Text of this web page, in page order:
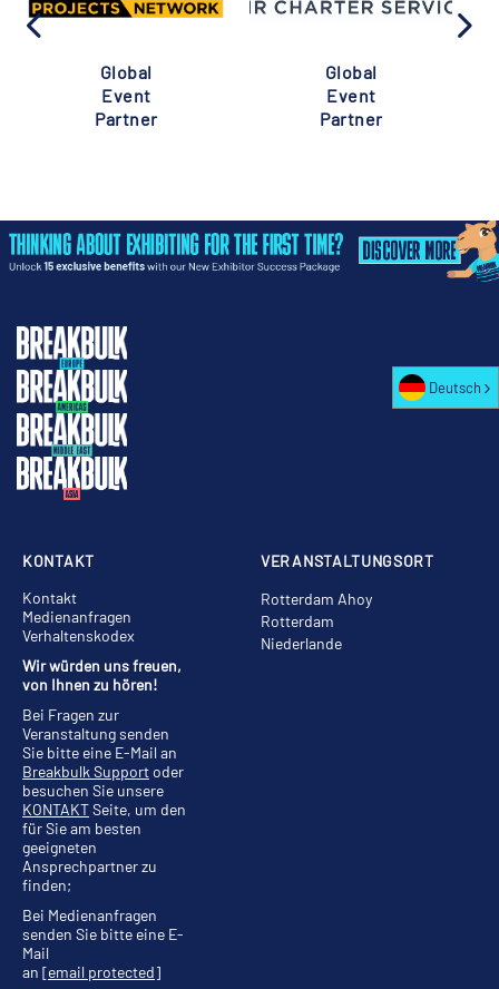
Global
Event
Partner
Global
Event
Partner
VERANSTALTUNGSORT
Rotterdam Ahoy
Rotterdam
Niederlande
KONTAKT
Kontakt
Medienanfragen
Verhaltenskodex
Wir würden uns freuen,
von Ihnen zu hören!
Bei Fragen zur
Veranstaltung senden
Sie bitte eine E-Mail an
Breakbulk Supportoder
besuchen Sie unsere
KONTAKTSeite, um den
für Sie am besten
geeigneten
Ansprechpartner zu
finden;
Bei Medienanfragen
senden Sie bitte eine E-
Mail
an [email protected]
Deutsch